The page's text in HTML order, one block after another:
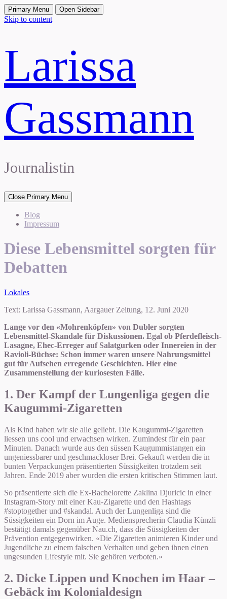
Primary Menu Open Sidebar
Skip to content
Larissa
Gassmann
Journalistin
Close Primary Menu
Blog
Impressum
Diese Lebensmittel sorgten für
Debatten
Lokales
Text: Larissa Gassmann, Aargauer Zeitung, 12. Juni 2020
Lange vor den «Mohrenköpfen» von Dubler sorgten
Lebensmittel-Skandale für Diskussionen. Egal ob Pferdefleisch-
Lasagne, Ehec-Erreger auf Salatgurken oder Innereien in der
Ravioli-Büchse: Schon immer waren unsere Nahrungsmittel
gut für Aufsehen erregende Geschichten. Hier eine
Zusammenstellung der kuriosesten Fälle.
1. Der Kampf der Lungenliga gegen die
Kaugummi-Zigaretten
Als Kind haben wir sie alle geliebt. Die Kaugummi-Zigaretten
liessen uns cool und erwachsen wirken. Zumindest für ein paar
Minuten. Danach wurde aus den süssen Kaugummistangen ein
ungeniessbarer und geschmackloser Brei. Gekauft werden die in
bunten Verpackungen präsentierten Süssigkeiten trotzdem seit
Jahren. Ende 2019 aber wurden die ersten kritischen Stimmen laut.
So präsentierte sich die Ex-Bachelorette Zaklina Djuricic in einer
Instagram-Story mit einer Kau-Zigarette und den Hashtags
#stoptogether und #skandal. Auch der Lungenliga sind die
Süssigkeiten ein Dorn im Auge. Mediensprecherin Claudia Künzli
bestätigt damals gegenüber Nau.ch, dass die Süssigkeiten der
Prävention entgegenwirken. «Die Zigaretten animieren Kinder und
Jugendliche zu einem falschen Verhalten und geben ihnen einen
ungesunden Lifestyle mit. Sie gehören verboten.»
2. Dicke Lippen und Knochen im Haar –
Gebäck im Kolonialdesign